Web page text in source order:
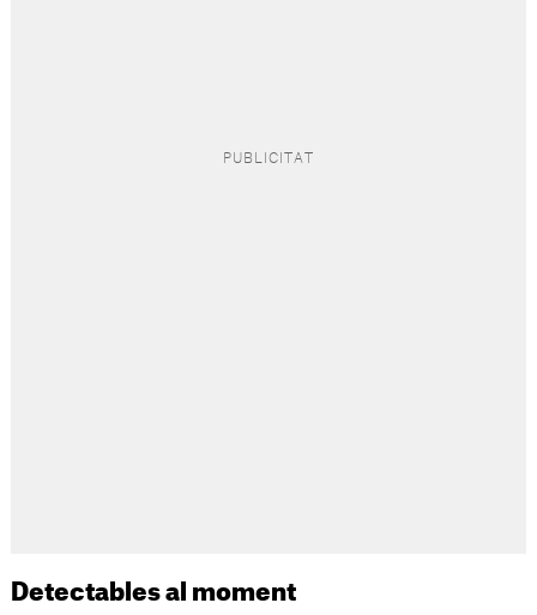
Detectables al moment